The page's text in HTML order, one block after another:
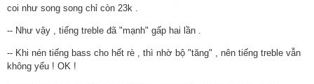
coi như song song chỉ còn 23k .
-- Như vậy , tiếng treble đã "mạnh" gấp hai lần .
-- Khi nén tiếng bass cho hết rè , thì nhờ bộ "tăng" , nên tiếng treble vẫn
không yếu ! OK !